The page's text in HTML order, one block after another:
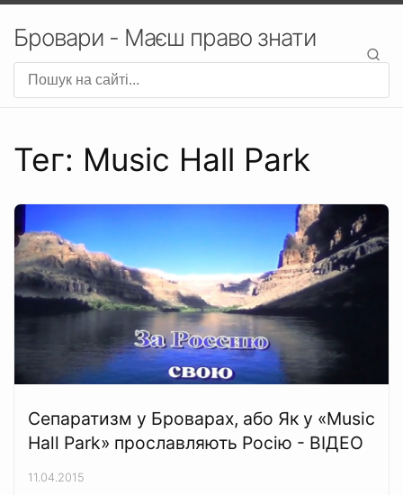
Бровари - Маєш право знати
Тег: Music Hall Park
Сепаратизм у Броварах, або Як у «Music
Hall Park» прославляють Росію - ВІДЕО
11.04.2015